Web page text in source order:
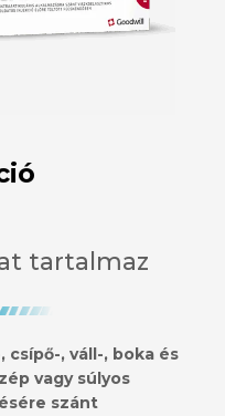
tartalmaz
csípő-, váll-, boka és
vagy súlyos
szánt